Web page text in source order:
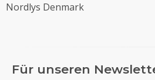
Nordlys Denmark
Für unseren